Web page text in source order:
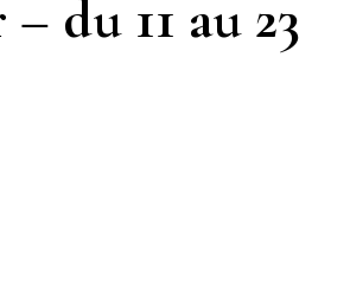
du 11 au 23